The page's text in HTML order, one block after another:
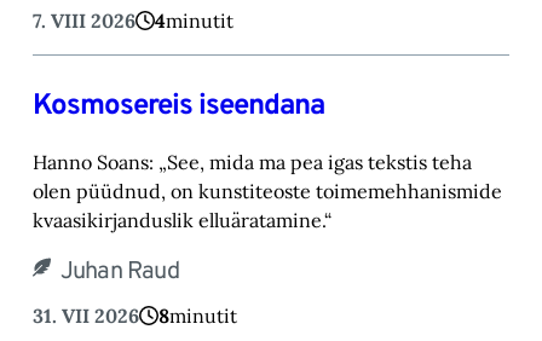
7. VIII 2026 4minutit
Kosmosereis iseendana
Hanno Soans: „See, mida ma pea igas tekstis teha
olen püüdnud, on kunstiteoste toimemehhanismide
kvaasikirjanduslik elluäratamine.“
Juhan Raud
31. VII 2026 8minutit